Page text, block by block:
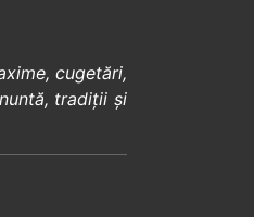
,cugetări,
, tradiții și